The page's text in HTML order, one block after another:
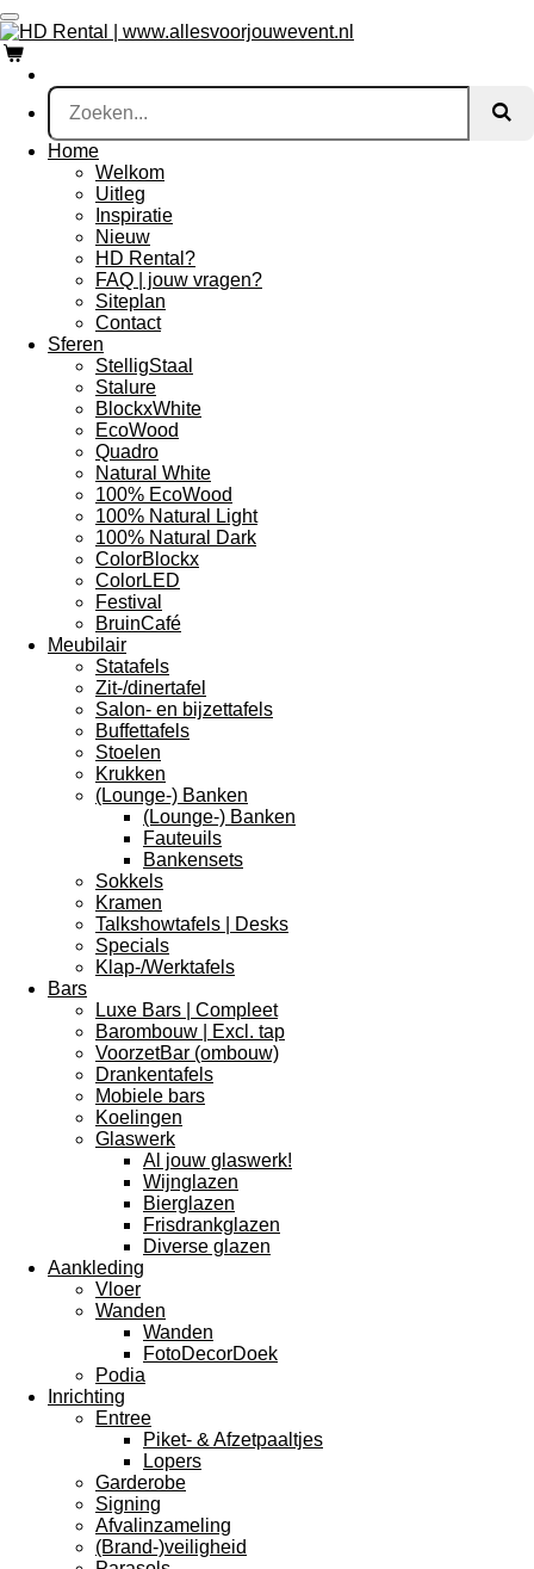
Ga
direct
naar
de
hoofdinhoud
Home
Welkom
Uitleg
Inspiratie
Nieuw
HD Rental?
FAQ | jouw vragen?
Siteplan
Contact
Sferen
StelligStaal
Stalure
BlockxWhite
EcoWood
Quadro
Natural White
100% EcoWood
100% Natural Light
100% Natural Dark
ColorBlockx
ColorLED
Festival
BruinCafé
Meubilair
Statafels
Zit-/dinertafel
Salon- en bijzettafels
Buffettafels
Stoelen
Krukken
(Lounge-) Banken
(Lounge-) Banken
Fauteuils
Bankensets
Sokkels
Kramen
Talkshowtafels | Desks
Specials
Klap-/Werktafels
Bars
Luxe Bars | Compleet
Barombouw | Excl. tap
VoorzetBar (ombouw)
Drankentafels
Mobiele bars
Koelingen
Glaswerk
Al jouw glaswerk!
Wijnglazen
Bierglazen
Frisdrankglazen
Diverse glazen
Aankleding
Vloer
Wanden
Wanden
FotoDecorDoek
Podia
Inrichting
Entree
Piket- & Afzetpaaltjes
Lopers
Garderobe
Signing
Afvalinzameling
(Brand-)veiligheid